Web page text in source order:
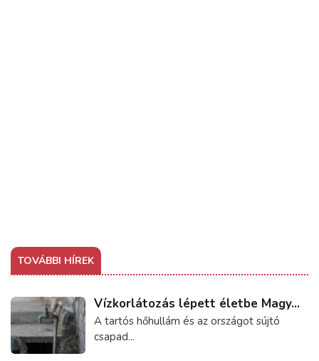
TOVÁBBI HÍREK
Vízkorlátozás lépett életbe Magy...
A tartós hőhullám és az országot sújtó
csapad...